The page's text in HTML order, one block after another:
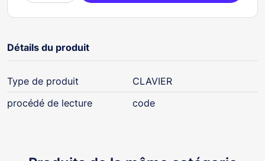
Détails du produit
Type de produit
CLAVIER
procédé de lecture
code